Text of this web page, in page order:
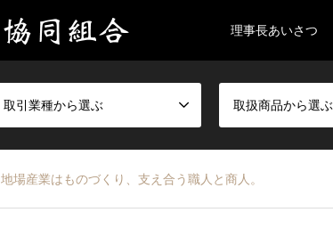
理事長あいさつ
取引業種から選ぶ 取扱商品から選ぶ
地場産業はものづくり、支え合う職人と商人。